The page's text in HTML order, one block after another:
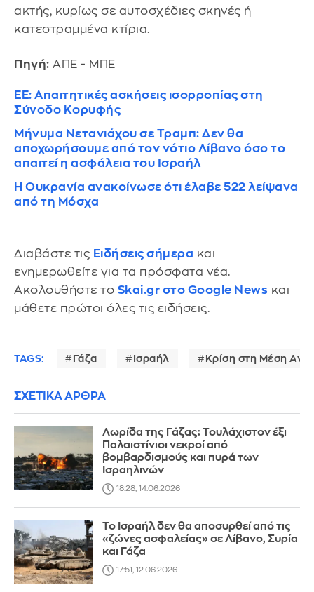
ακτής, κυρίως σε αυτοσχέδιες σκηνές ή
κατεστραμμένα κτίρια.
Πηγή: ΑΠΕ - ΜΠΕ
ΕΕ: Απαιτητικές ασκήσεις ισορροπίας στη
Σύνοδο Κορυφής
Μήνυμα Νετανιάχου σε Τραμπ: Δεν θα
αποχωρήσουμε από τον νότιο Λίβανο όσο το
απαιτεί η ασφάλεια του Ισραήλ
Η Ουκρανία ανακοίνωσε ότι έλαβε 522 λείψανα
από τη Μόσχα
Διαβάστε τις Ειδήσεις σήμερα και
ενημερωθείτε για τα πρόσφατα νέα.
Ακολουθήστε το Skai.gr στο Google News και
μάθετε πρώτοι όλες τις ειδήσεις.
TAGS: Γάζα Ισραήλ Κρίση στη Μέση
ΣΧΕΤΙΚΑ ΑΡΘΡΑ
Λωρίδα της Γάζας: Τουλάχιστον έξι
Παλαιστίνιοι νεκροί από
βομβαρδισμούς και πυρά των
Ισραηλινών
18:28, 14.06.2026
Το Ισραήλ δεν θα αποσυρθεί από τις
«ζώνες ασφαλείας» σε Λίβανο, Συρία
και Γάζα
17:51, 12.06.2026